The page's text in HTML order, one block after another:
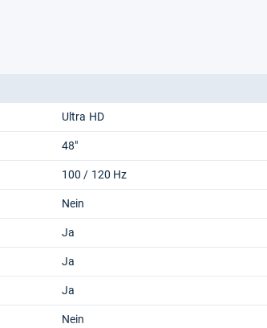
Ultra HD
48"
100 / 120 Hz
Nein
Ja
Ja
Ja
Nein